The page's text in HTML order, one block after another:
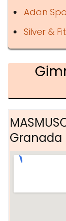
Adan
Silver & Fit
Granada